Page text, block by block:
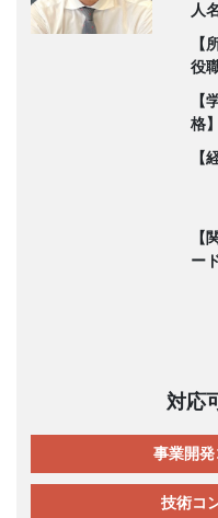
人
【
役職
【
格】
【
【
ー
対応
事業開
技術コ